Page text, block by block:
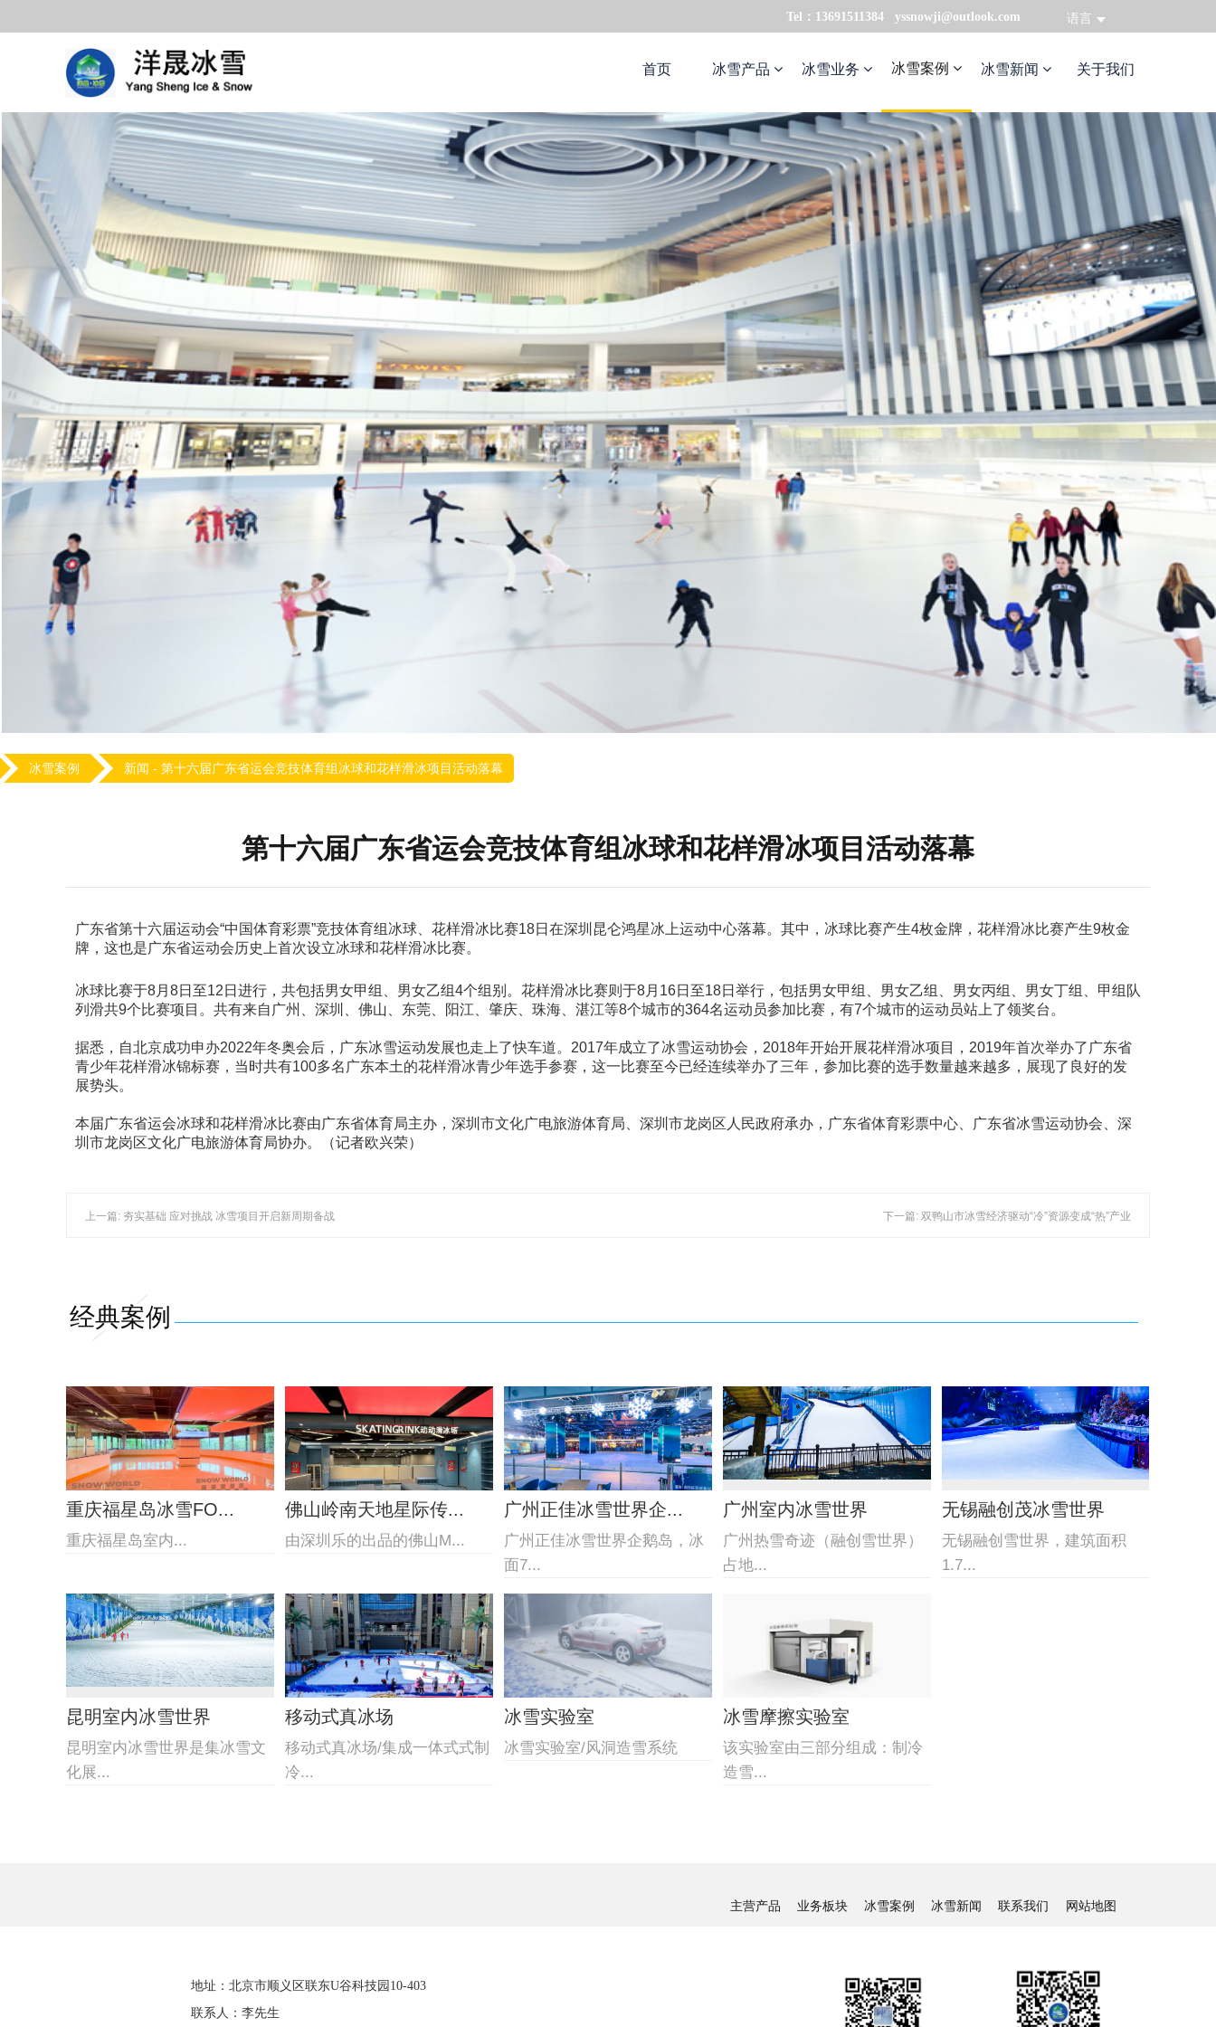
Tel：13691511384 yssnowji@outlook.com 语言
首页 冰雪产品 冰雪业务 冰雪案例 冰雪新闻 关于我们
冰雪案例 新闻 - 第十六届广东省运会竞技体育组冰球和花样滑冰项目活动落幕
第十六届广东省运会竞技体育组冰球和花样滑冰项目活动落幕
广东省第十六届运动会“中国体育彩票”竞技体育组冰球、花样滑冰比赛18日在深圳昆仑鸿星冰上运动中心落幕。其中，冰球比赛产生4枚金牌，花样滑冰比赛产生9枚金
牌，这也是广东省运动会历史上首次设立冰球和花样滑冰比赛。
冰球比赛于8月8日至12日进行，共包括男女甲组、男女乙组4个组别。花样滑冰比赛则于8月16日至18日举行，包括男女甲组、男女乙组、男女丙组、男女丁组、甲组队
列滑共9个比赛项目。共有来自广州、深圳、佛山、东莞、阳江、肇庆、珠海、湛江等8个城市的364名运动员参加比赛，有7个城市的运动员站上了领奖台。
据悉，自北京成功申办2022年冬奥会后，广东冰雪运动发展也走上了快车道。2017年成立了冰雪运动协会，2018年开始开展花样滑冰项目，2019年首次举办了广东省
青少年花样滑冰锦标赛，当时共有100多名广东本土的花样滑冰青少年选手参赛，这一比赛至今已经连续举办了三年，参加比赛的选手数量越来越多，展现了良好的发
展势头。
本届广东省运会冰球和花样滑冰比赛由广东省体育局主办，深圳市文化广电旅游体育局、深圳市龙岗区人民政府承办，广东省体育彩票中心、广东省冰雪运动协会、深
圳市龙岗区文化广电旅游体育局协办。（记者欧兴荣）
上一篇: 夯实基础 应对挑战 冰雪项目开启新周期备战 下一篇: 双鸭山市冰雪经济驱动“冷”资源变成“热”产业
经典案例
重庆福星岛冰雪FO...
重庆福星岛室内...
佛山岭南天地星际传...
由深圳乐的出品的佛山M...
广州正佳冰雪世界企...
广州正佳冰雪世界企鹅岛，冰
面7...
广州室内冰雪世界
广州热雪奇迹（融创雪世界）
占地...
无锡融创茂冰雪世界
无锡融创雪世界，建筑面积
1.7...
昆明室内冰雪世界
昆明室内冰雪世界是集冰雪文
化展...
移动式真冰场
移动式真冰场/集成一体式式制
冷...
冰雪实验室
冰雪实验室/风洞造雪系统
冰雪摩擦实验室
该实验室由三部分组成：制冷
造雪...
主营产品 业务板块 冰雪案例 冰雪新闻 联系我们 网站地图
地址：北京市顺义区联东U谷科技园10-403
联系人：李先生